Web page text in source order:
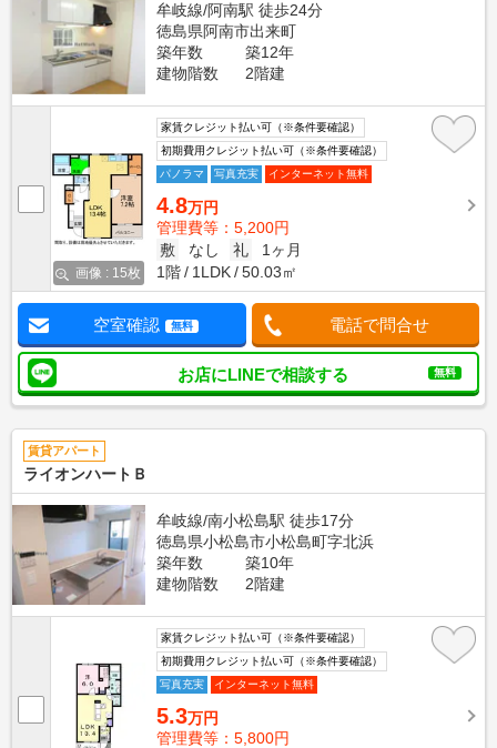
牟岐線/阿南駅 徒歩24分
徳島県阿南市出来町
築年数
築12年
建物階数
2階建
画像 : 15枚
家賃クレジット払い可（※条件要確認）
初期費用クレジット払い可（※条件要確認）
パノラマ
写真充実 インターネット無料
4.8万円
管理費等：5,200円
敷
なし 礼
1ヶ月
1階
1LDK 50.03㎡
空室確認 無料 電話で問合せ
お店にLINEで相談する 無料
賃貸アパート
ライオンハートＢ
牟岐線/南小松島駅 徒歩17分
徳島県小松島市小松島町字北浜
築年数
築10年
建物階数
2階建
家賃クレジット払い可（※条件要確認）
初期費用クレジット払い可（※条件要確認）
写真充実
インターネット無料
5.3万円
管理費等：5,800円